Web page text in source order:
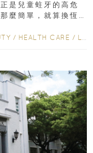
是兒童蛀牙的高危
麼簡單，就算換恆
/ HEALTH CARE / LIFESTYLE